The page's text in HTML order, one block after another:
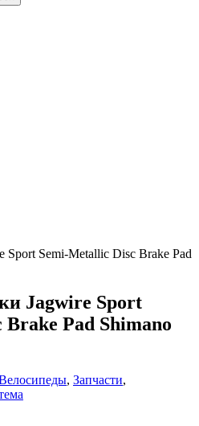
Sport Semi-Metallic Disc Brake Pad
Jagwire Sport
Pad Shimano
, Запчасти,